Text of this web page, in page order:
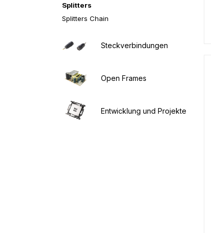
Splitters
Splitters Chain
Steckverbindungen
Open Frames
Entwicklung und Projekte